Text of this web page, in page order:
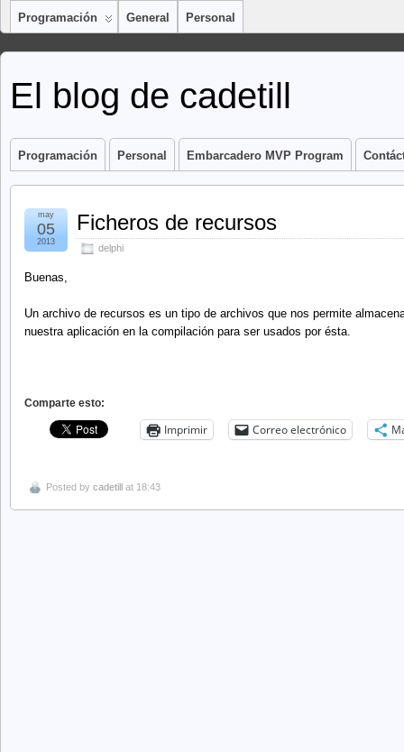
Programación General Personal
El blog de cadetill
Programación Personal Embarcadero MVP Program
Ficheros de recursos
delphi
may
05
2013
Buenas,
Un archivo de recursos es un tipo de archivos que nos permite
nuestra aplicación en la compilación para ser usados por ésta.
Comparte esto:
Imprimir Correo electrónico
Posted by cadetill at 18:43